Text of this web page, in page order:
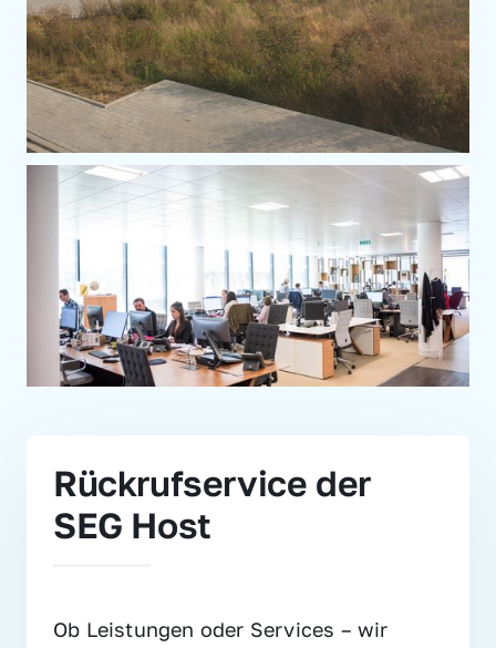
Rückrufservice der
SEG Host
Ob Leistungen oder Services – wir